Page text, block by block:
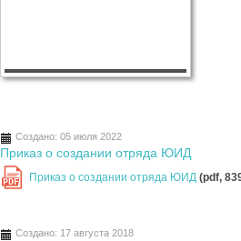
Создано: 05 июля 2022
Приказ о создании отряда ЮИД
PDF Приказ о создании отряда ЮИД(pdf,
Создано: 17 августа 2018